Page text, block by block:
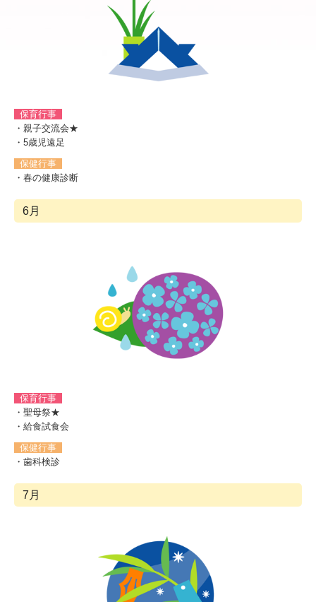
保育行事
・親子交流会★
・5歳児遠足
保健行事
・春の健康診断
6月
保育行事
・聖母祭★
・給食試食会
保健行事
・歯科検診
7月